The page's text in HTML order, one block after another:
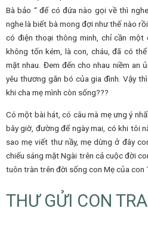
Bà bảo “ để có đứa nào gọi về thì
nghe là biết bà mong đợi như thế nào
có điện thoại thông minh, chỉ cần một
không tốn kém, là con, cháu, đã có
mặt nhau. Đem đến cho nhau niềm an
yêu thương gắn bó của gia đình. Vậy
khi cha mẹ mình còn sống???
Có một bài hát, có câu mà mẹ ưng ý
bây giờ, đường để ngày mai, có khi tôi
sao mẹ viết thư nầy, mẹ dừng ở đây
chiếu sáng mặt Ngài trên cả cuộc đời
tuôn tràn trên đời sống con Mẹ của con
THƯ GỬI CON